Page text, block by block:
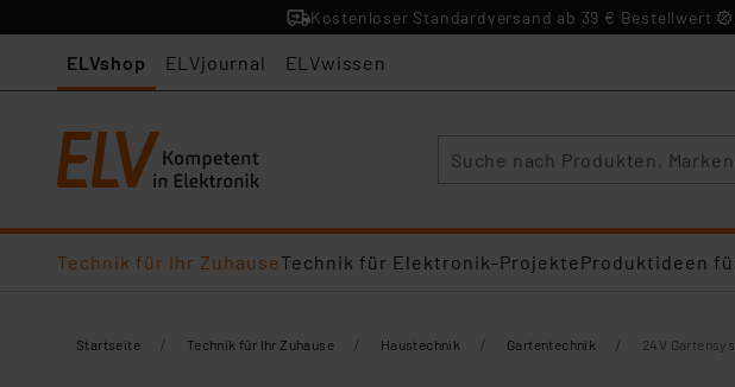
Kostenloser Standardversand ab 39 € Bestellwert
ELVshop ELVjournal ELVwissen
Technik für Ihr ZuhauseTechnik für Elektronik-ProjekteProduktideen
Startseite / Technik für Ihr Zuhause / Haustechnik / Gartentechnik / 24V